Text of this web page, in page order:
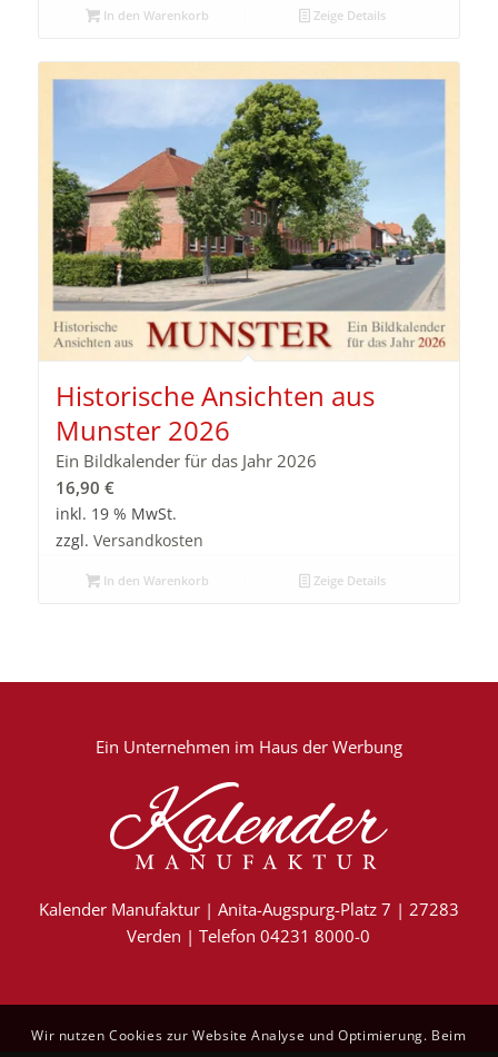
In den Warenkorb Zeige Details
Historische Ansichten aus
Munster 2026
Ein Bildkalender für das Jahr 2026
16,90 €
inkl. 19 % MwSt.
zzgl. Versandkosten
In den Warenkorb Zeige Details
Ein Unternehmen im Haus der Werbung
Kalender Manufaktur | Anita-Augspurg-Platz 7 | 27283
Verden | Telefon 04231 8000-0
Wir nutzen Cookies zur Website Analyse und Optimierung. Beim